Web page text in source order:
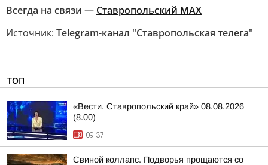
Всегда на связи — Ставропольский МАХ
Источник: Telegram-канал "Ставропольская телега"
ТОП
«Вести. Ставропольский край» 08.08.2026
(8.00)
09:37
Свиной коллапс. Подворья прощаются со